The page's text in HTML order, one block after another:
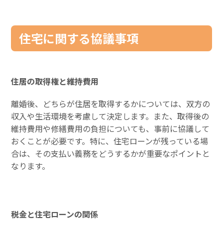
住宅に関する協議事項
住居の取得権と維持費用
離婚後、どちらが住居を取得するかについては、双方の
収入や生活環境を考慮して決定します。また、取得後の
維持費用や修繕費用の負担についても、事前に協議して
おくことが必要です。特に、住宅ローンが残っている場
合は、その支払い義務をどうするかが重要なポイントと
なります。
税金と住宅ローンの関係